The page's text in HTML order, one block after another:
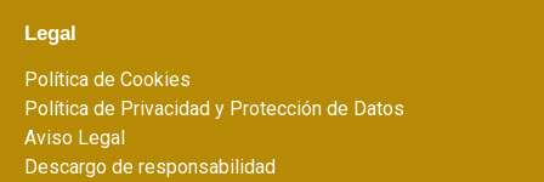
Legal
Política de Cookies
Política de Privacidad y Protección de Datos
Aviso Legal
Descargo de responsabilidad